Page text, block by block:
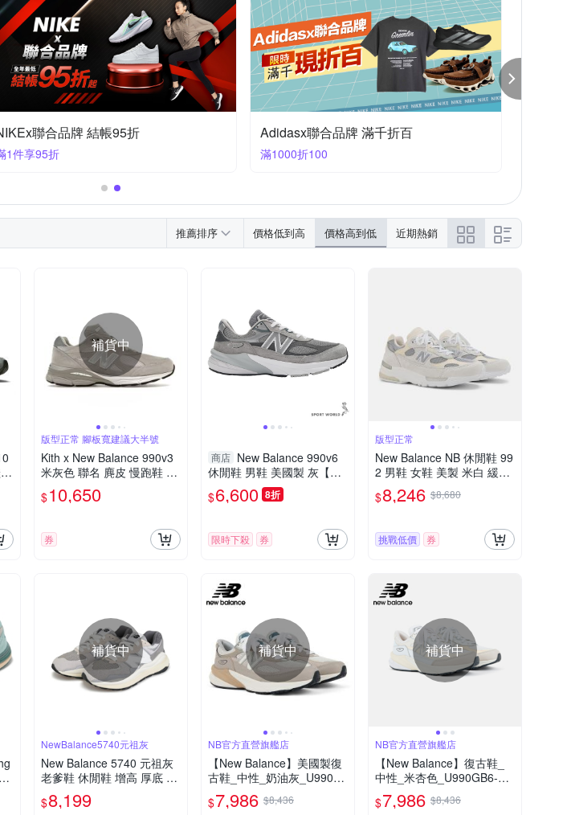
聯合品牌 結帳95折
1件享95折
Adidasx聯合品牌 滿千折百
滿1000折100
推薦排序 價格低到高 價格高到低 近期熱銷
補貨中
版型正常 腳板寬建議大半號
Kith x New Balance 990v3
米灰色 聯名 麂皮 慢跑鞋 休
閒鞋 運動鞋 男女鞋 U990K
T3
$10,650
券
商店 New Balance 990v6
休閒鞋 男鞋 美國製 灰【運
動世界】M990GL6-D
$6,600 8折
限時下殺 券
版型正常
New Balance NB 休閒鞋 99
2 男鞋 女鞋 美製 米白 緩震
U992NC-D
$8,246 $8,680
挑戰低價 券
補貨中
NewBalance5740元祖灰
New Balance 5740 元祖灰
老爹鞋 休閒鞋 增高 厚底 麂
皮 男女鞋 M5740TA
$8,199
補貨中
NB官方直營旗艦店
【New Balance】美國製復
古鞋_中性_奶油灰_U990M
M6-D楦
$7,986 $8,436
補貨中
NB官方直營旗艦店
【New Balance】復古鞋_
中性_米杏色_U990GB6-D
楦
$7,986 $8,436